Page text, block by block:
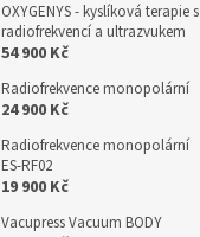
OXYGENYS - kyslíková terapie s
radiofrekvencí a ultrazvukem
54 900 Kč
Radiofrekvence monopolární
24 900 Kč
Radiofrekvence monopolární
ES-RF02
19 900 Kč
Vacupress Vacuum BODY